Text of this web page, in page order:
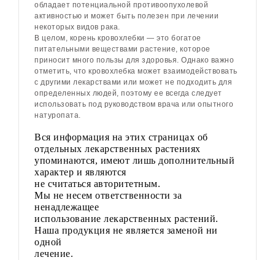
обладает потенциальной противоопухолевой
активностью и может быть полезен при лечении
некоторых видов рака.
В целом, корень кровохлебки — это богатое
питательными веществами растение, которое
приносит много пользы для здоровья. Однако важно
отметить, что кровохлебка может взаимодействовать
с другими лекарствами или может не подходить для
определенных людей, поэтому ее всегда следует
использовать под руководством врача или опытного
натуропата.
Вся информация на этих страницах об
отдельных лекарственных растениях
упоминаются, имеют лишь дополнительный
характер и являются
не считаться авторитетным.
Мы не несем ответственности за
ненадлежащее
использование лекарственных растений.
Наша продукция не является заменой ни
одной
лечение.